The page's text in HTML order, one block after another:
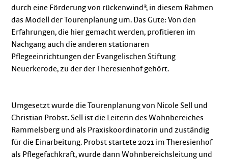
durch eine Förderung von rückenwind³, in diesem Rahmen
das Modell der Tourenplanung um. Das Gute: Von den
Erfahrungen, die hier gemacht werden, profitieren im
Nachgang auch die anderen stationären
Pflegeeinrichtungen der Evangelischen Stiftung
Neuerkerode, zu der der Theresienhof gehört.
Umgesetzt wurde die Tourenplanung von Nicole Sell und
Christian Probst. Sell ist die Leiterin des Wohnbereiches
Rammelsberg und als Praxiskoordinatorin und zuständig
für die Einarbeitung. Probst startete 2021 im Theresienhof
als Pflegefachkraft, wurde dann Wohnbereichsleitung und